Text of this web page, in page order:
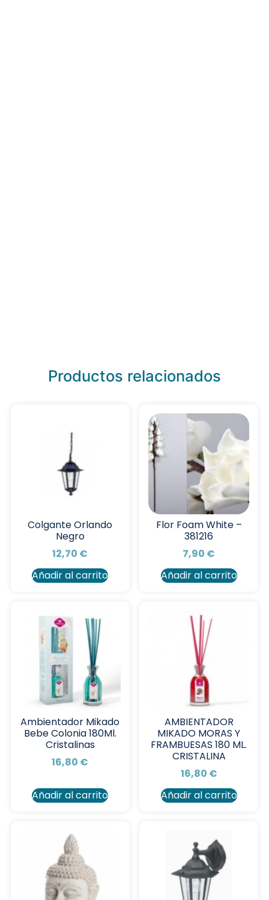
Productos relacionados
Colgante Orlando
Negro
12,70 €
Añadir al carrito
Flor Foam White –
381216
7,90 €
Añadir al carrito
Ambientador Mikado
Bebe Colonia 180Ml.
Cristalinas
16,80 €
Añadir al carrito
AMBIENTADOR
MIKADO MORAS Y
FRAMBUESAS 180 ML.
CRISTALINA
16,80 €
Añadir al carrito